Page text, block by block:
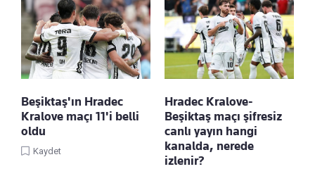
Beşiktaş'ın Hradec
Kralove maçı 11'i belli
oldu
Kaydet
Hradec Kralove-
Beşiktaş maçı şifresiz
canlı yayın hangi
kanalda, nerede
izlenir?